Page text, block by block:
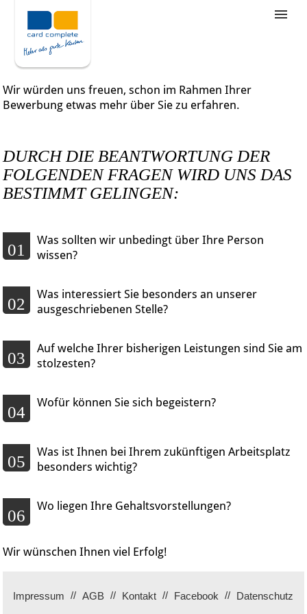
Stellenangebote
Unternehmensziele
Was wir bieten
Wir würden uns freuen, schon im Rahmen Ihrer
Bewerbung etwas mehr über Sie zu erfahren.
DURCH DIE BEANTWORTUNG DER
FOLGENDEN FRAGEN WIRD UNS DAS
BESTIMMT GELINGEN:
01
Was sollten wir unbedingt über Ihre Person
wissen?
02
Was interessiert Sie besonders an unserer
ausgeschriebenen Stelle?
03
Auf welche Ihrer bisherigen Leistungen sind Sie am
stolzesten?
04
Wofür können Sie sich begeistern?
05
Was ist Ihnen bei Ihrem zukünftigen Arbeitsplatz
besonders wichtig?
06
Wo liegen Ihre Gehaltsvorstellungen?
Wir wünschen Ihnen viel Erfolg!
Impressum AGB Kontakt Facebook Datenschutz